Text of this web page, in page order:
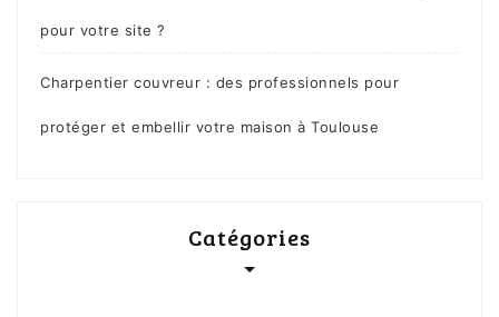
pour votre site ?
Charpentier couvreur : des professionnels pour
protéger et embellir votre maison à Toulouse
Catégories